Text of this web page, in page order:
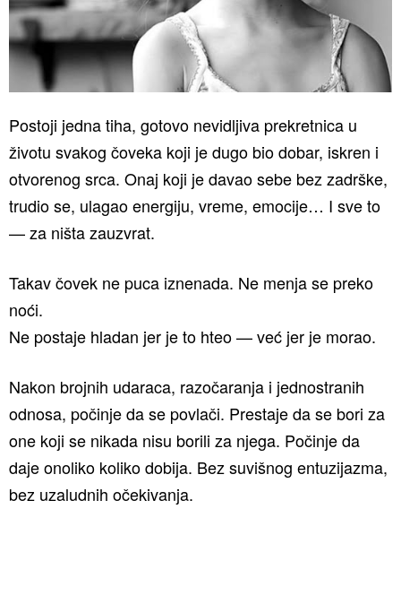
Postoji jedna tiha, gotovo nevidljiva prekretnica u
životu svakog čoveka koji je dugo bio dobar, iskren i
otvorenog srca. Onaj koji je davao sebe bez zadrške,
trudio se, ulagao energiju, vreme, emocije… I sve to
— za ništa zauzvrat.
Takav čovek ne puca iznenada. Ne menja se preko
noći.
Ne postaje hladan jer je to hteo — već jer je morao.
Nakon brojnih udaraca, razočaranja i jednostranih
odnosa, počinje da se povlači. Prestaje da se bori za
one koji se nikada nisu borili za njega. Počinje da
daje onoliko koliko dobija. Bez suvišnog entuzijazma,
bez uzaludnih očekivanja.